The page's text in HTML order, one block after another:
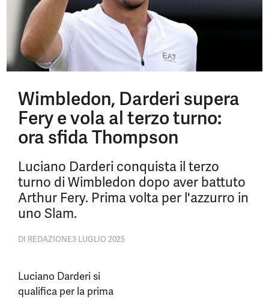
Wimbledon, Darderi supera
Fery e vola al terzo turno:
ora sfida Thompson
Luciano Darderi conquista il terzo
turno di Wimbledon dopo aver battuto
Arthur Fery. Prima volta per l'azzurro in
uno Slam.
DI REDAZIONE3 LUGLIO 2025
Luciano Darderi si
qualifica per la prima